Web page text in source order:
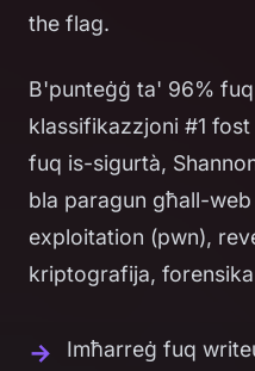
the flag.
B'punteġġ ta' 96%
klassifikazzjoni #1
fuq is-sigurtà,
bla paragun għall-
exploitation (pwn),
kriptografija,
Imħarreġ fuq